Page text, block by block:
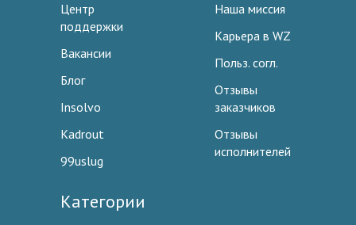
Центр
поддержки
Вакансии
Блог
Insolvo
Kadrout
99uslug
Наша миссия
Карьера в WZ
Польз. согл.
Отзывы
заказчиков
Отзывы
исполнителей
Категории